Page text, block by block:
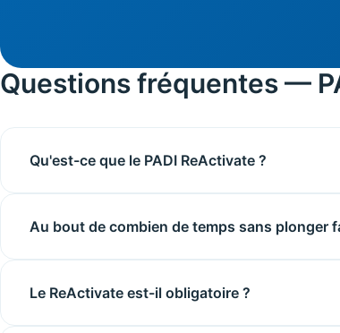
Questions fréquentes —
Qu'est-ce que le PADI ReActivate ?
Au bout de combien de temps sans plonger
Le ReActivate est-il obligatoire ?